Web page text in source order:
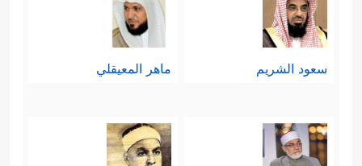
سعود الشريم ماهر المعيقلي